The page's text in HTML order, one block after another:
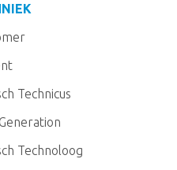
Technicus
Technoloog